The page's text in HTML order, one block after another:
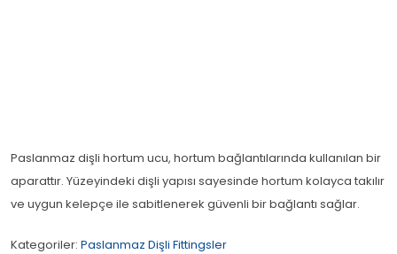
Paslanmaz dişli hortum ucu, hortum bağlantılarında kullanılan bir
aparattır. Yüzeyindeki dişli yapısı sayesinde hortum kolayca takılır
ve uygun kelepçe ile sabitlenerek güvenli bir bağlantı sağlar.
Kategoriler: Paslanmaz Dişli Fittingsler